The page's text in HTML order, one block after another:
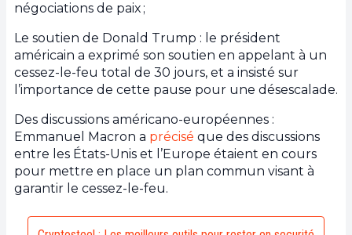
négociations de paix ;
Le soutien de Donald Trump : le président
américain a exprimé son soutien en appelant à un
cessez-le-feu total de 30 jours, et a insisté sur
l’importance de cette pause pour une désescalade.
Des discussions américano-européennes :
Emmanuel Macron a précisé que des discussions
entre les États-Unis et l’Europe étaient en cours
pour mettre en place un plan commun visant à
garantir le cessez-le-feu.